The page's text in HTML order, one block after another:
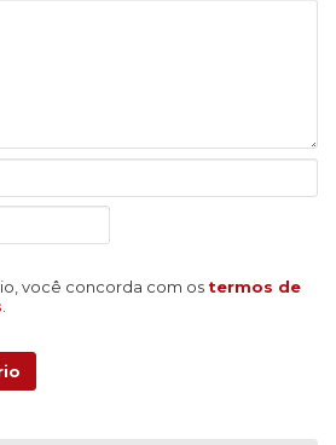
você concorda com os termos de